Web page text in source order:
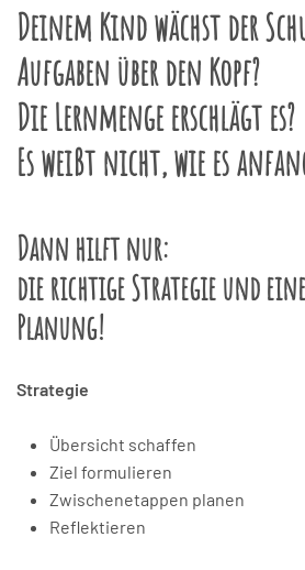
Deinem Kind wächst der
Aufgaben über den Kopf?
Die Lernmenge erschlägt es?
Es weißt nicht, wie es
Dann hilft nur:
die richtige Strategie und
Planung!
Strategie
Übersicht schaffen
Ziel formulieren
Zwischenetappen planen
Reflektieren